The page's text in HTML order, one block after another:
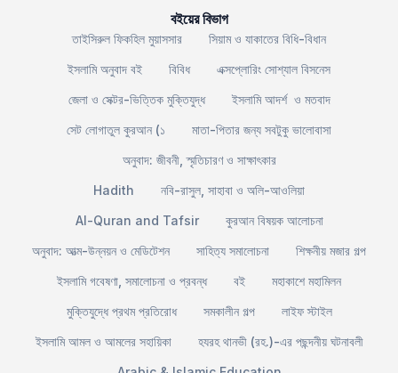
বইয়ের বিভাগ
তাইসিরুল ফিকহিল মুয়াসসার
সিয়াম ও যাকাতের বিধি-বিধান
ইসলামি অনুবাদ বই
বিবিধ
এক্সপ্লোরিং সোশ্যাল বিসনেস
জেলা ও সেক্টর-ভিত্তিক মুক্তিযুদ্ধ
ইসলামি আদর্শ ও মতবাদ
সেট লোগাতুল কুরআন (১
মাতা-পিতার জন্য সবটুকু ভালোবাসা
অনুবাদ: জীবনী, স্মৃতিচারণ ও সাক্ষাৎকার
Hadith
নবি-রাসুল, সাহাবা ও অলি-আওলিয়া
Al-Quran and Tafsir
কুরআন বিষয়ক আলোচনা
অনুবাদ: আত্ম-উন্নয়ন ও মেডিটেশন
সাহিত্য সমালোচনা
শিক্ষনীয় মজার গল্প
ইসলামি গবেষণা, সমালোচনা ও প্রবন্ধ
বই
মহাকাশে মহামিলন
মুক্তিযুদ্ধে প্রথম প্রতিরোধ
সমকালীন গল্প
লাইফ স্টাইল
ইসলামি আমল ও আমলের সহায়িকা
হযরহ থানভী (রহ.)-এর পছন্দনীয় ঘটনাবলী